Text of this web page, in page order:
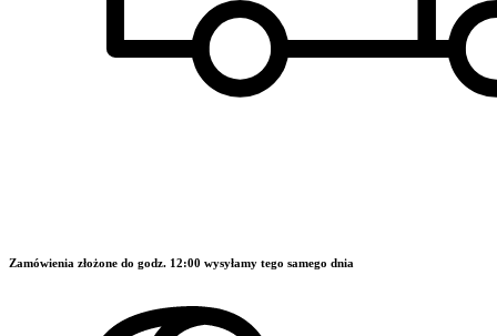
Zamówienia złożone do godz. 12:00 wysyłamy tego samego dnia